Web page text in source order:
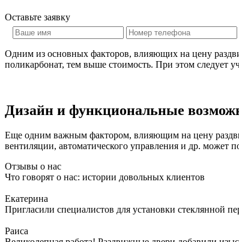
Оставьте заявку
Одним из основных факторов, влияющих на цену
поликарбонат, тем выше стоимость. При этом следует
Дизайн и функциональные
Еще одним важным фактором, влияющим на цену
вентиляции, автоматического управления и др. может
Отзывы о нас
Что говорят о нас: истории довольных клиентов
Екатерина
Пригласили специалистов для установки стеклянной
Раиса